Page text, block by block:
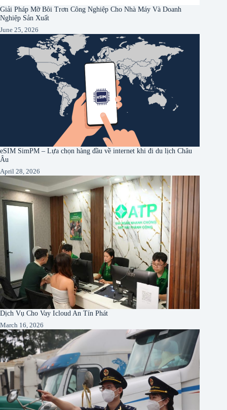
Giải Pháp Mỡ Bôi Trơn Công Nghiệp Cho Nhà Máy Và Doanh
Nghiệp Sản Xuất
June 25, 2026
eSIM SimPM – Lựa chọn hàng đầu về internet khi đi du lịch Châu
Âu
April 28, 2026
Dịch Vụ Cho Vay Icloud An Tín Phát
March 16, 2026